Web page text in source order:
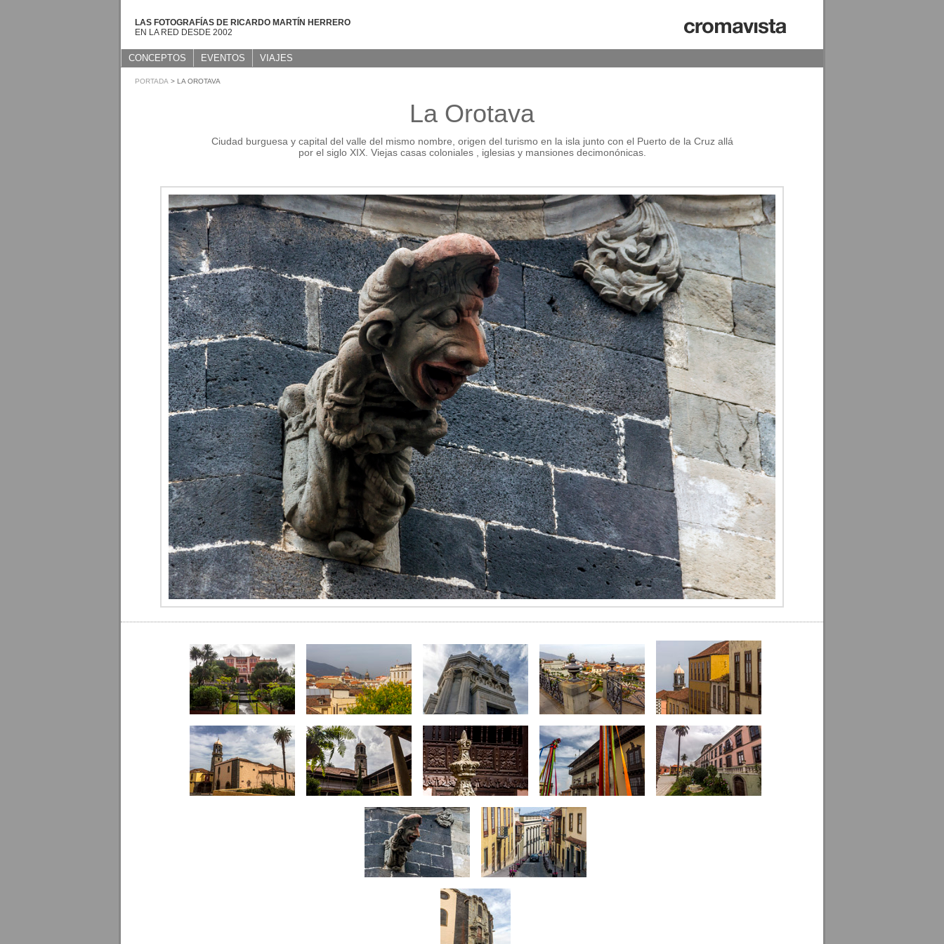
LAS FOTOGRAFÍAS DE RICARDO MARTÍN HERRERO
EN LA RED DESDE 2002
CONCEPTOS EVENTOS VIAJES
PORTADA > LA OROTAVA
La Orotava
Ciudad burguesa y capital del valle del mismo nombre, origen del turismo en la isla junto con el Puerto de la Cruz allá
por el siglo XIX. Viejas casas coloniales , iglesias y mansiones decimonónicas.